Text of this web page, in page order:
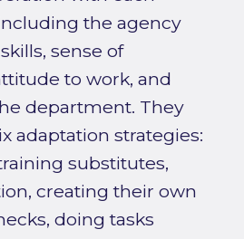
the agency
sense of
to work, and
department. They
adaptation strategies:
substitutes,
creating their own
doing tasks